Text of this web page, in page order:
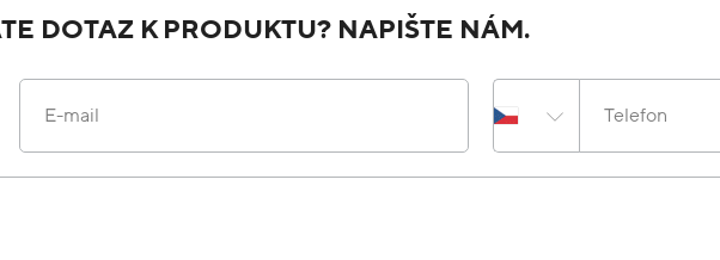
DOTAZ K PRODUKTU? NAPIŠTE NÁM.
E-mail Telefon